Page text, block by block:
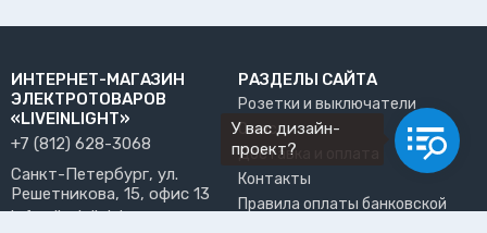
ИНТЕРНЕТ-МАГАЗИН
ЭЛЕКТРОТОВАРОВ
«LIVEINLIGHT»
+7 (812) 628-3068
Санкт-Петербург, ул.
Решетникова, 15, офис 13
info@liveinlight.ru
РАЗДЕЛЫ САЙТА
Розетки и выключатели
О нас
Доставка и оплата
Контакты
Правила оплаты банковской
У вас дизайн-
проект?